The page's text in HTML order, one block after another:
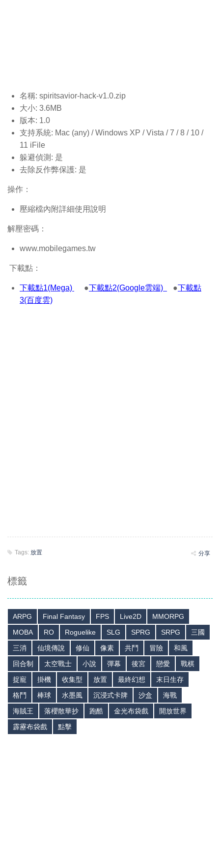
名稱: spiritsavior-hack-v1.0.zip
大小: 3.6MB
版本: 1.0
支持系統: Mac (any) / Windows XP / Vista / 7 / 8 / 10 /
11 iFile
躲避偵測: 是
去除反作弊保護: 是
操作：
壓縮檔內附詳細使用說明
解壓密碼：
www.mobilegames.tw
下載點：
下載點1(Mega) ●下載點2(Google雲端) ●下載點
3(百度雲)
Tags: 放置 分享
標籤
ARPG Final Fantasy FPS Live2D
MMORPG
MOBA
RO Roguelike SLG SPRG SRPG
三國
三消
仙境傳說 修仙 像素 共鬥 冒險
和風
回合制
太空戰士 小說 彈幕 後宮 戀愛
戰棋
捉寵
掛機 收集型 放置 最終幻想
末日生存
格鬥
棒球 水墨風 沉浸式卡牌 沙盒
海戰
海賊王
落櫻散華抄 跑酷 金光布袋戲
開放世界
霹靂布袋戲
點擊